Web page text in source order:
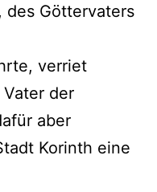
des Göttervaters
verriet
der
aber
Korinth eine